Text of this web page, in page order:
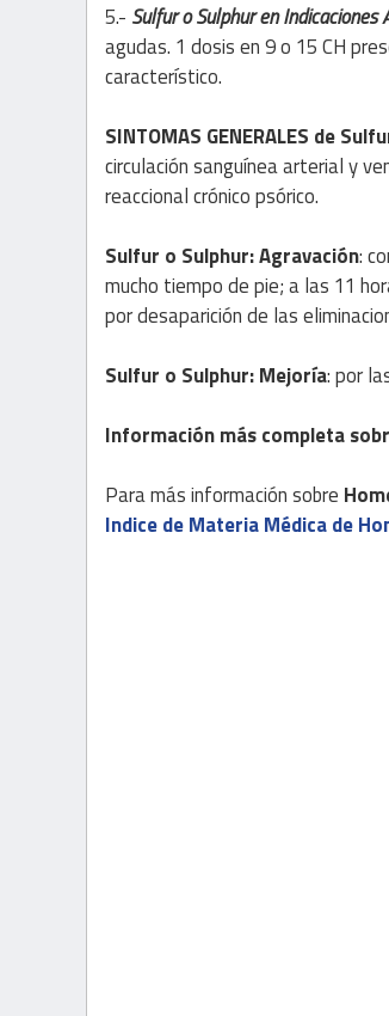
5.- Sulfur o Sulphur en Indicaciones
agudas. 1 dosis en 9 o 15 CH
característico.
SINTOMAS GENERALES de
circulación sanguínea arterial y
reaccional crónico psórico.
Sulfur o Sulphur: Agravación:
mucho tiempo de pie; a las 11
por desaparición de las
Sulfur o Sulphur: Mejoría: por
Información más completa
Para más información sobre
Indice de Materia Médica de